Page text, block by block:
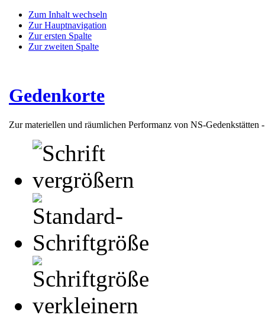
Zum Inhalt wechseln
Zur Hauptnavigation
Zur ersten Spalte
Zur zweiten Spalte
Gedenkorte
Zur materiellen und räumlichen Performanz von NS-Gedenkstätten